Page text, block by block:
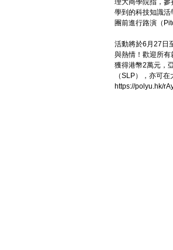
理大商學院指，
學到的科技知識
團前進行路演（
活動將於6月27日
與熱情！歡迎所
獲得港幣2萬元，
（SLP），亦可
https://polyu.hk/